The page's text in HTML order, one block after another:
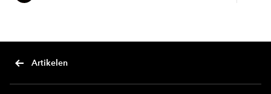
Artikelen